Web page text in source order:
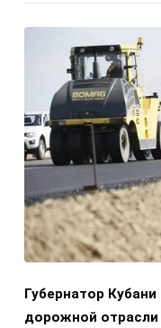
Губернатор
дорожной отрасли